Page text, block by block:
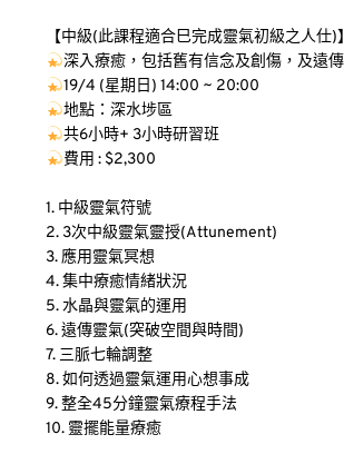
【中級(此課程適合巳完成靈氣初級之人仕)】
深入療癒，包括舊有信念及創傷，及遠
19/4 (星期日) 14:00 ~ 20:00
地點：深水埗區
共6小時+ 3小時研習班
費用 : $2,300
1. 中級靈氣符號
2. 3次中級靈氣靈授(Attunement)
3. 應用靈氣冥想
4. 集中療癒情緒狀況
5. 水晶與靈氣的運用
6. 遠傳靈氣(突破空間與時間)
7. 三脈七輪調整
8. 如何透過靈氣運用心想事成
9. 整全45分鐘靈氣療程手法
10. 靈擺能量療癒